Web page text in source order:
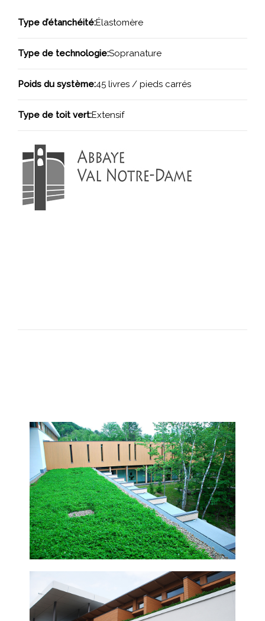
Type d’étanchéité:Élastomère
Type de technologie:Sopranature
Poids du système:45 livres / pieds carrés
Type de toit vert:Extensif